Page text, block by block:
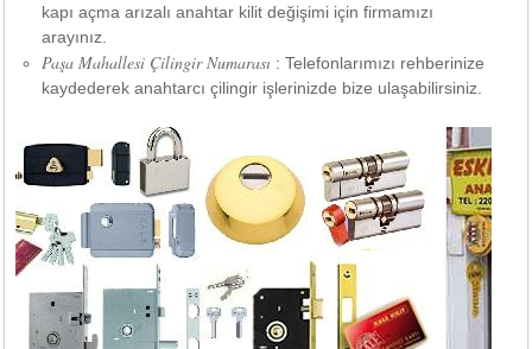
kapı açma arızalı anahtar kilit değişimi için firmamızı
arayınız.
Paşa Mahallesi Çilingir Numarası : Telefonlarımızı rehberinize
kaydederek anahtarcı çilingir işlerinizde bize ulaşabilirsiniz.